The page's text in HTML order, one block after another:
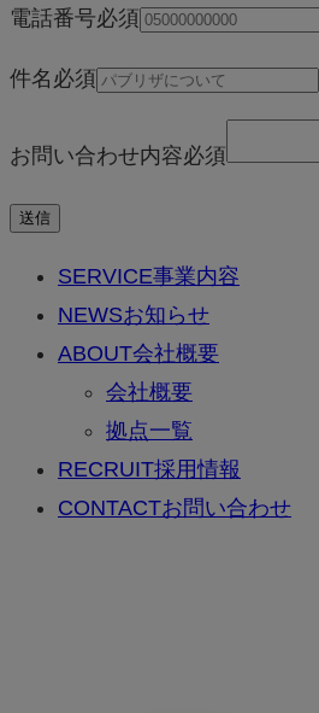
電話番号必須
件名 必須
お問い合わせ内容必須
送信
SERVICE事業内容
NEWSお知らせ
ABOUT会社概要
会社概要
拠点一覧
RECRUIT採用情報
CONTACTお問い合わせ